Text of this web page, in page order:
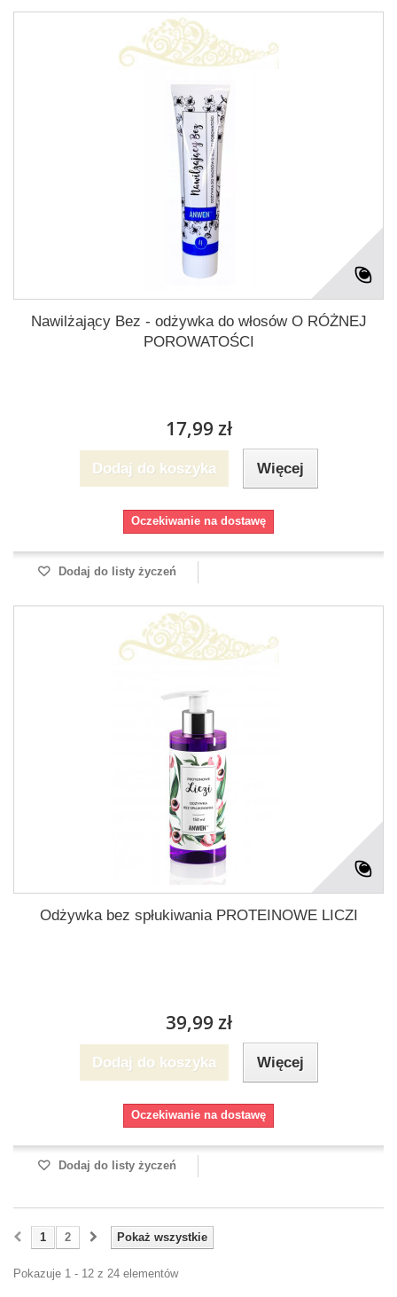
Nawilżający Bez - odżywka do włosów O RÓŻNEJ
POROWATOŚCI
17,99 zł
Dodaj do koszyka Więcej
Oczekiwanie na dostawę
Dodaj do listy życzeń
Odżywka bez spłukiwania PROTEINOWE LICZI
39,99 zł
Dodaj do koszyka Więcej
Oczekiwanie na dostawę
Dodaj do listy życzeń
Pokaż wszystkie
1 2
Pokazuje 1 - 12 z 24 elementów